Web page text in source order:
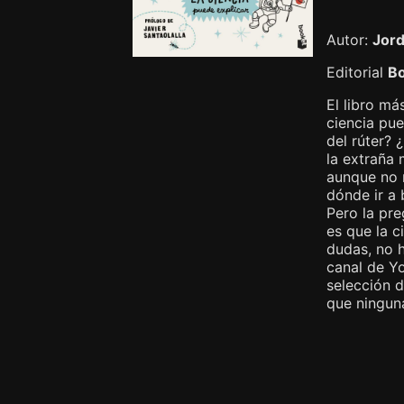
Autor:
Editorial
El libro
ciencia
del rúter?
la extraña
aunque no
dónde ir a
Pero la
es que la
dudas, no
canal de
selección
que